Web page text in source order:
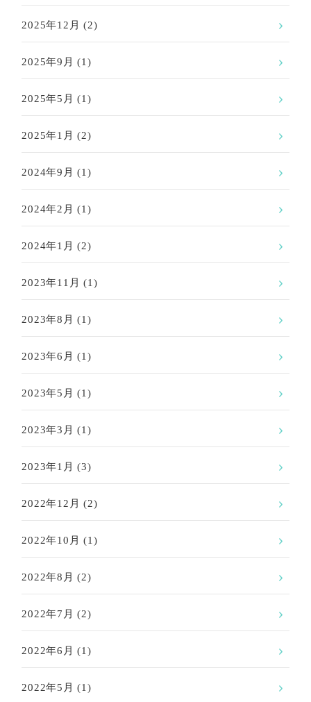
2025年12月 (2)
2025年9月 (1)
2025年5月 (1)
2025年1月 (2)
2024年9月 (1)
2024年2月 (1)
2024年1月 (2)
2023年11月 (1)
2023年8月 (1)
2023年6月 (1)
2023年5月 (1)
2023年3月 (1)
2023年1月 (3)
2022年12月 (2)
2022年10月 (1)
2022年8月 (2)
2022年7月 (2)
2022年6月 (1)
2022年5月 (1)